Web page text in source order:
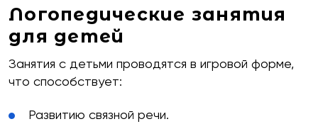
Логопедические занятия
для детей
Занятия с детьми проводятся в игровой форме,
что способствует:
Развитию связной речи.